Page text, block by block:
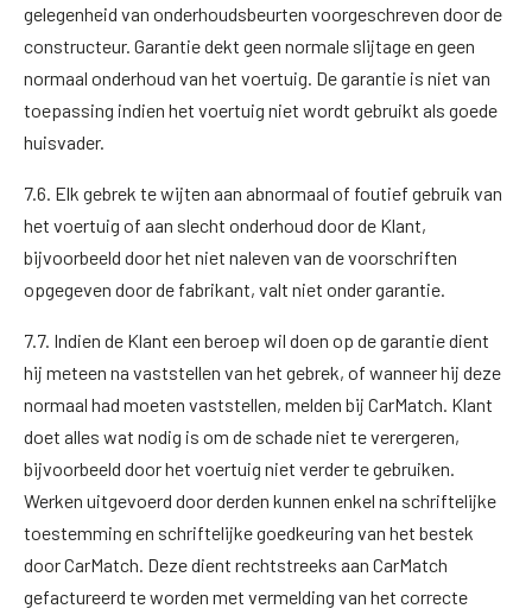
gelegenheid van onderhoudsbeurten voorgeschreven door de
constructeur. Garantie dekt geen normale slijtage en geen
normaal onderhoud van het voertuig. De garantie is niet van
toepassing indien het voertuig niet wordt gebruikt als goede
huisvader.
7.6. Elk gebrek te wijten aan abnormaal of foutief gebruik van
het voertuig of aan slecht onderhoud door de Klant,
bijvoorbeeld door het niet naleven van de voorschriften
opgegeven door de fabrikant, valt niet onder garantie.
7.7. Indien de Klant een beroep wil doen op de garantie dient
hij meteen na vaststellen van het gebrek, of wanneer hij deze
normaal had moeten vaststellen, melden bij CarMatch. Klant
doet alles wat nodig is om de schade niet te verergeren,
bijvoorbeeld door het voertuig niet verder te gebruiken.
Werken uitgevoerd door derden kunnen enkel na schriftelijke
toestemming en schriftelijke goedkeuring van het bestek
door CarMatch. Deze dient rechtstreeks aan CarMatch
gefactureerd te worden met vermelding van het correcte